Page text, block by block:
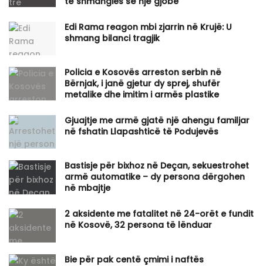
Edi Rama reagon mbi zjarrin në Krujë: U
shmang bilanci tragjik
Policia e Kosovës arreston serbin në
Bërnjak, i janë gjetur dy sprej, shufër
metalike dhe imitim i armës plastike
Gjuajtje me armë gjatë një ahengu familjar
në fshatin Llapashticë të Podujevës
Bastisje për bixhoz në Deçan, sekuestrohet
armë automatike – dy persona dërgohen
në mbajtje
2 aksidente me fatalitet në 24-orët e fundit
në Kosovë, 32 persona të lënduar
Bie për pak centë çmimi i naftës